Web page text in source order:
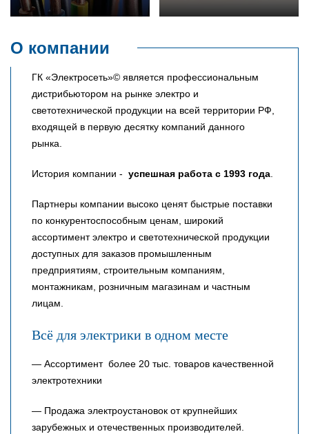
О компании
ГК «Электросеть»© является профессиональным
дистрибьютором на рынке электро и
светотехнической продукции на всей территории РФ,
входящей в первую десятку компаний данного
рынка.
История компании - успешная работа с 1993 года.
Партнеры компании высоко ценят быстрые поставки
по конкурентоспособным ценам, широкий
ассортимент электро и светотехнической продукции
доступных для заказов промышленным
предприятиям, строительным компаниям,
монтажникам, розничным магазинам и частным
лицам.
Всё для электрики в одном месте
— Ассортимент более 20 тыс. товаров качественной
электротехники
— Продажа электроустановок от крупнейших
зарубежных и отечественных производителей.